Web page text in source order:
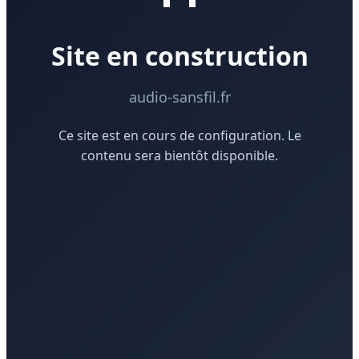
Site en construction
audio-sansfil.fr
Ce site est en cours de configuration. Le
contenu sera bientôt disponible.